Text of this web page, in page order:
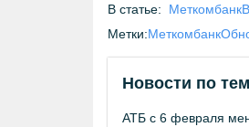
В статье: Меткомбанк
Метки:Меткомбанк
Новости по
АТБ с 6 февраля